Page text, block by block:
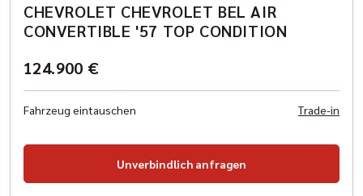
CHEVROLET CHEVROLET BEL AIR
CONVERTIBLE '57 TOP CONDITION
124.900 €
Fahrzeug eintauschen Trade-in
Unverbindlich anfragen